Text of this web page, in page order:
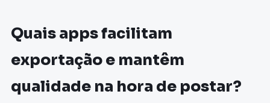
Quais apps facilitam
exportação e mantêm
qualidade na hora de postar?